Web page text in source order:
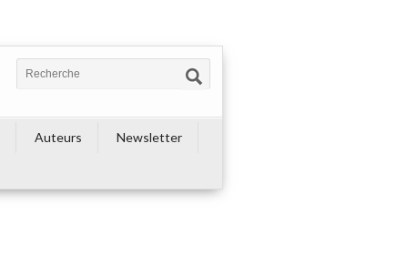
Auteurs
Newsletter